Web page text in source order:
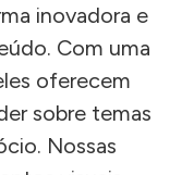
inovadora e
Com uma
oferecem
sobre temas
Nossas